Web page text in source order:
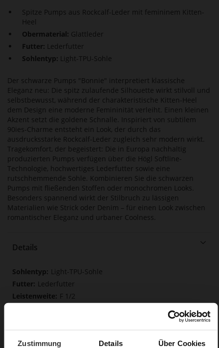
Zustimmung Details Über Cookies
Spitze Pumps aus Rockcalf-Leder mit femininem Kitten-
Heel
Obermaterial: Glattleder
Futter: Lederfutter
Sohlentyp: Light-TPU-Sohle
Der schwarze Pumps "Bonnie" interpretiert klassische
Eleganz neu: Die spitz zulaufende Silhouette wirkt stilvoll und
selbstbewusst, während der charakteristische Kitten-Heel
dem Design eine moderne Femininität verleiht. Einen kleinen
Akzent setzt die goldene Schnalle. Inspiriert von subtilem
90ies-Charme entsteht ein Look, der durch das
ausdrucksstarke Rockcalf-Leder zugleich sehr modern wirkt.
Tragekomfort, der begeistert: Die in Europa nachhaltig
produzierten Pumps verfügen über die Högl Softline-
Technologie, hochwertiges Lederfutter sowie eine
rutschhemmende Sohle. Kombinieren Sie die schwarzen
Pumps mit fließenden Stoffen oder monochromen Looks.
Besonders spannend wirkt der Stilbruch zu lässigen
Materialien wie Strick oder Denim – für einen Look zwischen
romantischer Eleganz und urbaner Coolness.
Details
Mehr
Informationen
Light-TPU-Sohle
Lederfutter
F 1/2
Made in Europe, Obermaterial (LEATHER
WORKING GROUP Gold zertifiziert), Futter / Decksohle
(LEATHER WORKING GROUP Gold zertifiziert)
Softline, Nachhaltiges Produkt, Made in Europe